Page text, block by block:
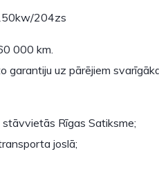
204zs
000 km.
garantiju uz pārējiem
Rīgas Satiksme;
joslā;